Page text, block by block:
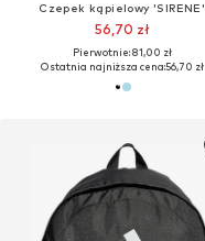
Czepek kąpielowy 'SIRENE'
56,70 zł
Pierwotnie: 81,00 zł
Ostatnia najniższa cena:56,70 zł